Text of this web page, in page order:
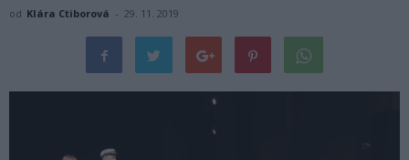
od Klára Ctiborová - 29. 11. 2019